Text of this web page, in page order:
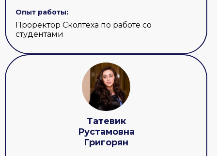
Опыт работы:
Проректор Сколтеха по работе со
студентами
Татевик
Рустамовна
Григорян